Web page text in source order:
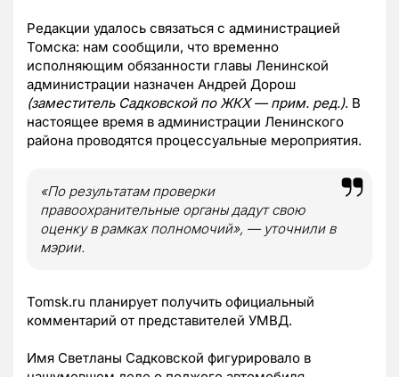
Редакции удалось связаться с администрацией
Томска: нам сообщили, что временно
исполняющим обязанности главы Ленинской
администрации назначен Андрей Дорош
(заместитель Садковской по ЖКХ — прим. ред.). В
настоящее время в администрации Ленинского
района проводятся процессуальные мероприятия.
«По результатам проверки
правоохранительные органы дадут свою
оценку в рамках полномочий», — уточнили в
мэрии.
Tomsk.ru планирует получить официальный
комментарий от представителей УМВД.
Имя Светланы Садковской фигурировало в